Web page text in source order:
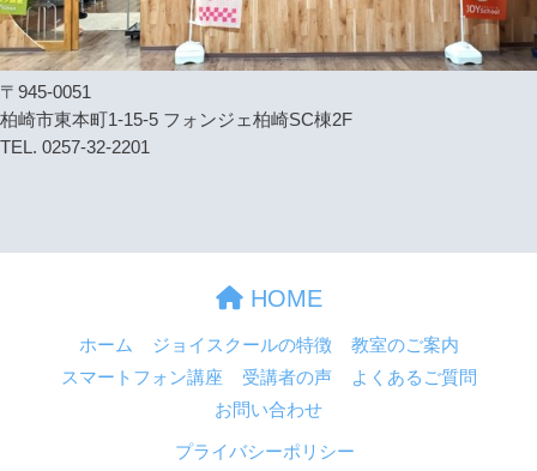
〒945-0051
柏崎市東本町1-15-5 フォンジェ柏崎SC棟2F
TEL. 0257-32-2201
HOME
ホーム ジョイスクールの特徴
教室のご案内
スマートフォン講座
受講者の声
よくあるご質問
お問い合わせ
プライバシーポリシー